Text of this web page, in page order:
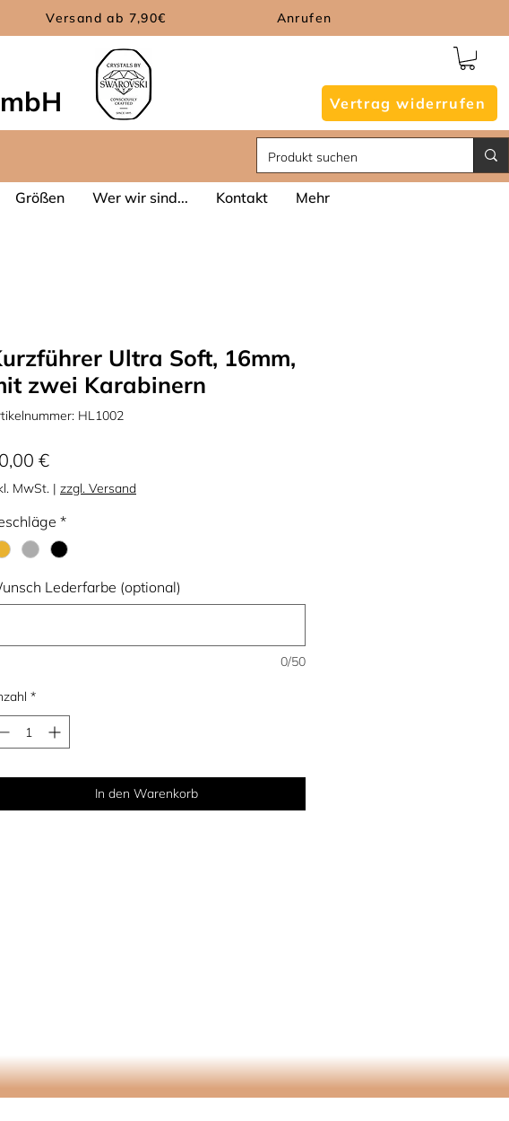
Vertrag widerrufen
Versand ab 7,90€ Anrufen
Größen Wer wir sind... Kontakt Mehr
Ultra Soft, 16mm,
zwei Karabinern
HL1002
€Preis
MwSt. | zzgl. Versand
*
Lederfarbe (optional)
0/50
*
In den Warenkorb